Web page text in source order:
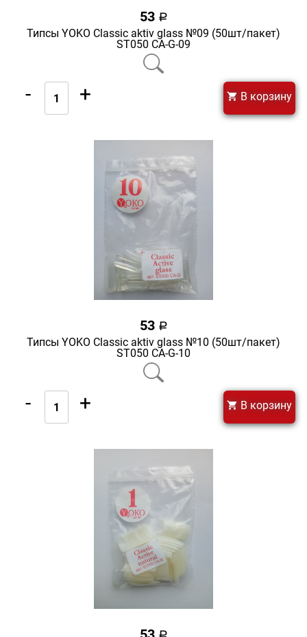
53 a
Типсы YOKO Classic aktiv glass №09 (50шт/пакет)
ST050 CA-G-09
- + В корзину
53 a
Типсы YOKO Classic aktiv glass №10 (50шт/пакет)
ST050 CA-G-10
- + В корзину